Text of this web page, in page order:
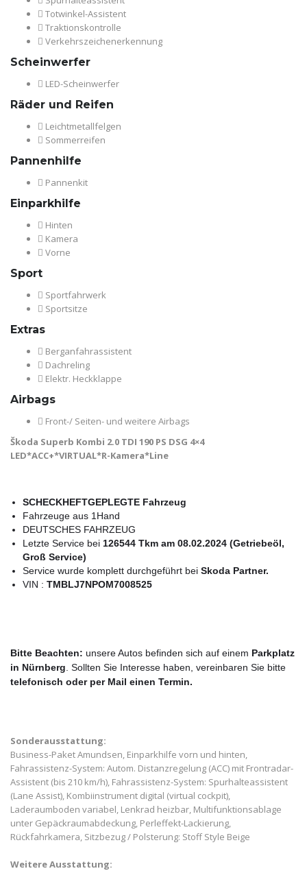
Totwinkel-Assistent
Traktionskontrolle
Verkehrszeichenerkennung
Scheinwerfer
LED-Scheinwerfer
Räder und Reifen
Leichtmetallfelgen
Sommerreifen
Pannenhilfe
Pannenkit
Einparkhilfe
Hinten
Kamera
Vorne
Sport
Sportfahrwerk
Sportsitze
Extras
Berganfahrassistent
Dachreling
Elektr. Heckklappe
Airbags
Front-/ Seiten- und weitere Airbags
Škoda Superb Kombi 2.0 TDI 190 PS DSG 4×4
LED*ACC+*VIRTUAL*R-Kamera*Line
SCHECKHEFTGEPLEGTE Fahrzeug
Fahrzeuge aus 1Hand
DEUTSCHES FAHRZEUG
Letzte Service bei 126544 Tkm am 08.02.2024 (Getriebeöl,
Groß Service)
Service wurde komplett durchgeführt bei Skoda Partner.
VIN : TMBLJ7NPOM7008525
Bitte Beachten: unsere Autos befinden sich auf einem Parkplatz
in Nürnberg Sollten Sie Interesse haben, vereinbaren Sie bitte
telefonisch oder per Mail einen Termin.
Sonderausstattung:
Business-Paket Amundsen, Einparkhilfe vorn und hinten,
Fahrassistenz-System: Autom. Distanzregelung (ACC) mit Frontradar-
Assistent (bis 210 km/h), Fahrassistenz-System: Spurhalteassistent
(Lane Assist), Kombiinstrument digital (virtual cockpit),
Laderaumboden variabel, Lenkrad heizbar, Multifunktionsablage
unter Gepäckraumabdeckung, Perleffekt-Lackierung,
Rückfahrkamera, Sitzbezug / Polsterung: Stoff Style Beige
Weitere Ausstattung: